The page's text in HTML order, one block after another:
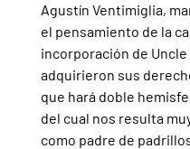
Agustín Ventimiglia,
el pensamiento de la
incorporación de Uncle
adquirieron sus
que hará doble
del cual nos resulta
como padre de